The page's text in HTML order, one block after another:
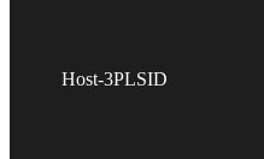
Host-3PLSID